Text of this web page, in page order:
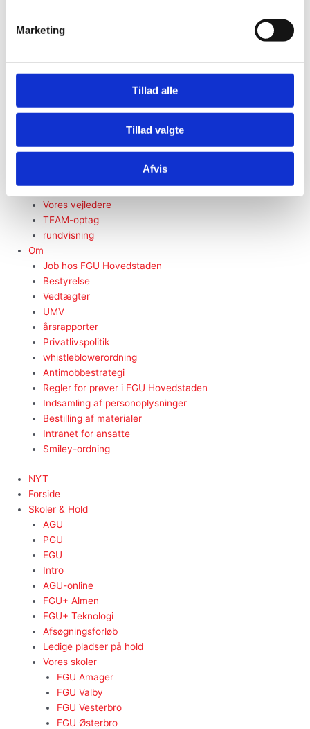
Marketing
Tillad alle
Tillad valgte
Afvis
Ordblindevenlig undervisning
FGU Guide
Vores skoler
Vores vejledere
TEAM-optag
rundvisning
Om
Job hos FGU Hovedstaden
Bestyrelse
Vedtægter
UMV
årsrapporter
Privatlivspolitik
whistleblowerordning
Antimobbestrategi
Regler for prøver i FGU Hovedstaden
Indsamling af personoplysninger
Bestilling af materialer
Intranet for ansatte
Smiley-ordning
NYT
Forside
Skoler & Hold
AGU
PGU
EGU
Intro
AGU-online
FGU+ Almen
FGU+ Teknologi
Afsøgningsforløb
Ledige pladser på hold
Vores skoler
FGU Amager
FGU Valby
FGU Vesterbro
FGU Østerbro